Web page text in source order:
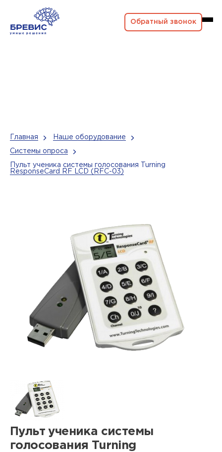
Обратный звонок
Главная Наше оборудование
Системы опроса
Пульт ученика системы голосования Turning
ResponseCard RF LCD (RFC-03)
Пульт ученика системы
голосования Turning